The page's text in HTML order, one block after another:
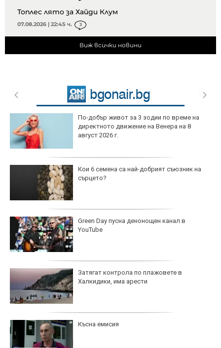
Топлес лято за Хайди Клум
07.08.2026 | 22:45 ч. 3
Виж всички новини
По-добър живот за 3 зодии по време на
директното движение на Венера на 8
август 2026 г.
Кои 6 семена са най-добрият съюзник на
сърцето?
Green Day пусна денонощен канал в
YouTube
Затягат контрола по плажовете в
Халкидики, има арести
Късна емисия